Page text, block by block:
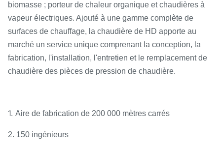
biomasse ; porteur de chaleur organique et chaudières à
vapeur électriques. Ajouté à une gamme complète de
surfaces de chauffage, la chaudière de HD apporte au
marché un service unique comprenant la conception, la
fabrication, l'installation, l'entretien et le remplacement de
chaudière des pièces de pression de chaudière.
1. Aire de fabrication de 200 000 mètres carrés
2. 150 ingénieurs